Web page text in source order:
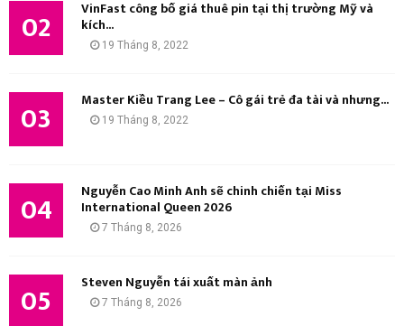
02 VinFast công bố giá thuê pin tại thị trường Mỹ và
kích...
19 Tháng 8, 2022
03 Master Kiều Trang Lee – Cô gái trẻ đa tài và nhưng...
19 Tháng 8, 2022
04 Nguyễn Cao Minh Anh sẽ chinh chiến tại Miss
International Queen 2026
7 Tháng 8, 2026
05 Steven Nguyễn tái xuất màn ảnh
7 Tháng 8, 2026